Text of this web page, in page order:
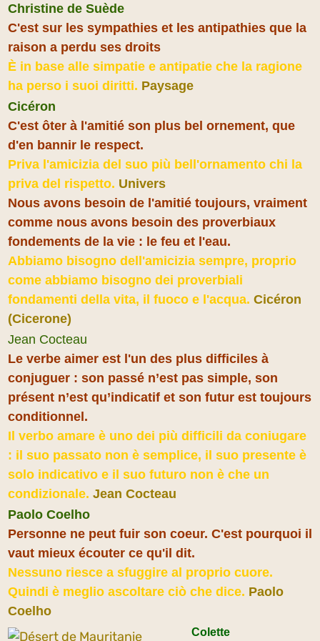
Christine de Suède
C'est sur les sympathies et les antipathies que la
raison a perdu ses droits
È in base alle simpatie e antipatie che la ragione
ha perso i suoi diritti. Paysage
Cicéron
C'est ôter à l'amitié son plus bel ornement, que
d'en bannir le respect.
Priva l'amicizia del suo più bell'ornamento chi la
priva del rispetto. Univers
Nous avons besoin de l'amitié toujours, vraiment
comme nous avons besoin des proverbiaux
fondements de la vie : le feu et l'eau.
Abbiamo bisogno dell'amicizia sempre, proprio
come abbiamo bisogno dei proverbiali
fondamenti della vita, il fuoco e l'acqua. Cicéron
(Cicerone)
Jean Cocteau
Le verbe aimer est l'un des plus difficiles à
conjuguer : son passé n’est pas simple, son
présent n’est qu’indicatif et son futur est toujours
conditionnel.
Il verbo amare è uno dei più difficili da coniugare
: il suo passato non è semplice, il suo presente è
solo indicativo e il suo futuro non è che un
condizionale. Jean Cocteau
Paolo Coelho
Personne ne peut fuir son coeur. C'est pourquoi il
vaut mieux écouter ce qu'il dit.
Nessuno riesce a sfuggire al proprio cuore.
Quindi è meglio ascoltare ciò che dice. Paolo
Coelho
Colette